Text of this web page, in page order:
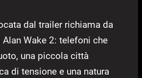
dal trailer richiama da
Wake 2: telefoni che
una piccola città
di tensione e una natura